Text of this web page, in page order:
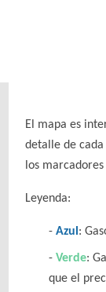
El mapa es
detalle de
los
Leyenda:
Azul :
Verde:
que el